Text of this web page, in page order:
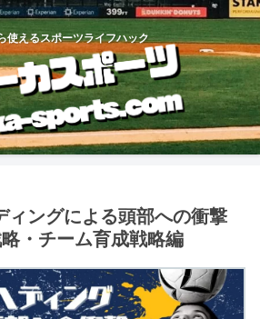
使えるスポーツライフハック
ィングによる頭部への衝撃
・チーム育成戦略編